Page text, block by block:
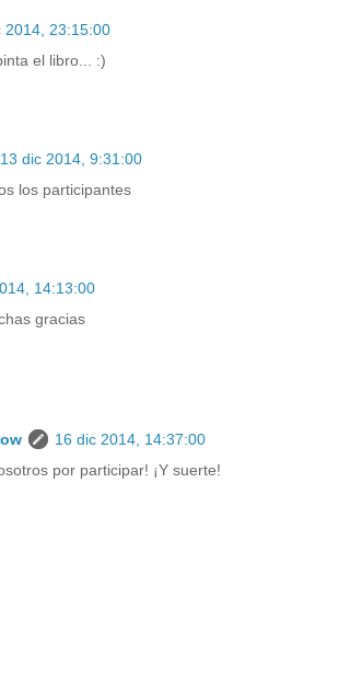
2014, 23:15:00
el libro... :)
13 dic 2014, 9:31:00
los participantes
14:13:00
gracias
16 dic 2014, 14:37:00
por participar! ¡Y suerte!